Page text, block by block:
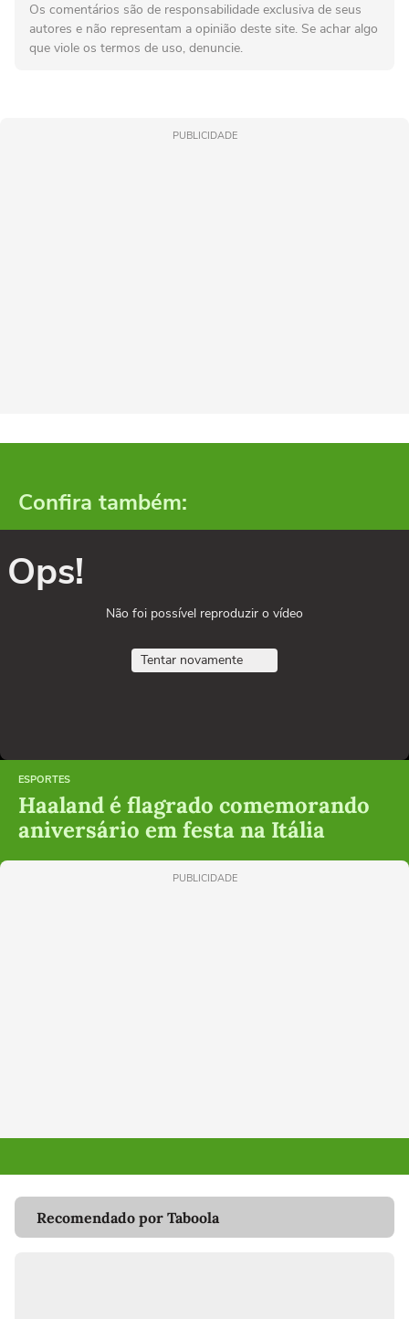
Os comentários são de responsabilidade exclusiva de seus
autores e não representam a opinião deste site. Se achar algo
que viole os termos de uso, denuncie.
PUBLICIDADE
Confira também:
Ops!
Não foi possível reproduzir o vídeo
Tentar novamente
ESPORTES
Haaland é flagrado comemorando
aniversário em festa na Itália
PUBLICIDADE
Recomendado por Taboola